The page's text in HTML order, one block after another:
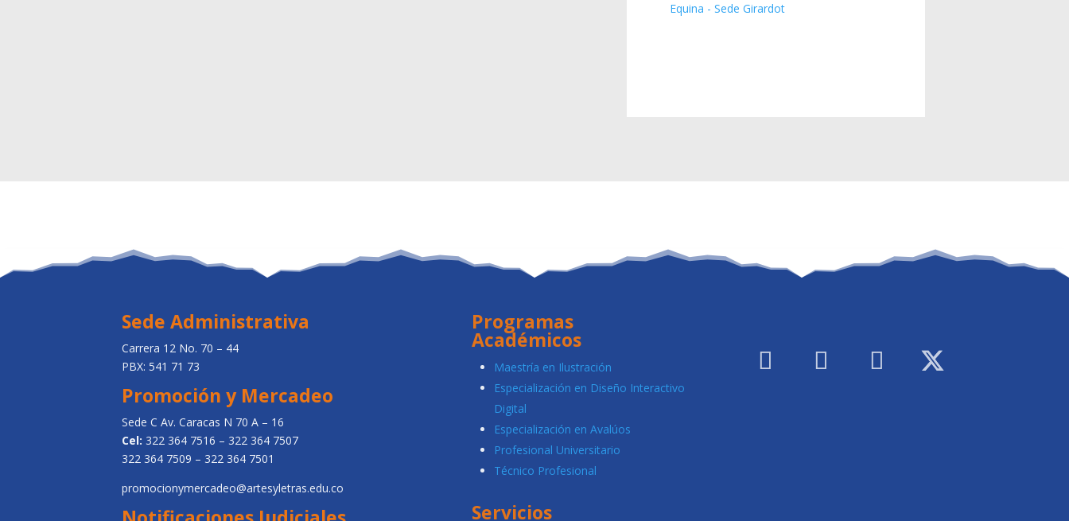
Equina - Sede Girardot
Sede Administrativa
Carrera 12 No. 70 – 44
PBX: 541 71 73
Promoción y Mercadeo
Sede C Av. Caracas N 70 A – 16
Cel: 322 364 7516 – 322 364 7507
322 364 7509 – 322 364 7501
promocionymercadeo@artesyletras.edu.co
Programas
Académicos
Maestría en Ilustración
Especialización en Diseño Interactivo
Digital
Especialización en Avalúos
Profesional Universitario
Técnico Profesional
Servicios